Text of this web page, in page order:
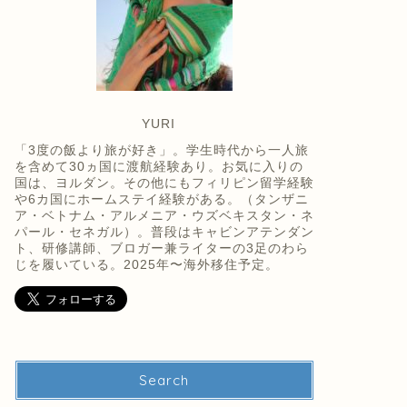
YURI
「3度の飯より旅が好き」。学生時代から一人旅
を含めて30ヵ国に渡航経験あり。お気に入りの
国は、ヨルダン。その他にもフィリピン留学経験
や6カ国にホームステイ経験がある。（タンザニ
ア・ベトナム・アルメニア・ウズベキスタン・ネ
パール・セネガル）。普段はキャビンアテンダン
ト、研修講師、ブロガー兼ライターの3足のわら
じを履いている。2025年〜海外移住予定。
Search